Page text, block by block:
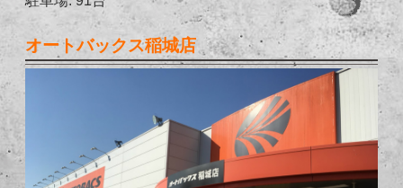
オートバックス稲城店